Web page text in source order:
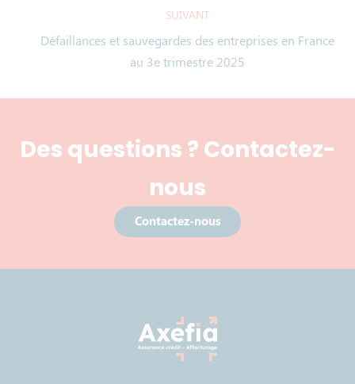
SUIVANT
Défaillances et sauvegardes des entreprises en France
au 3e trimestre 2025
Des questions ? Contactez-
nous
Contactez-nous